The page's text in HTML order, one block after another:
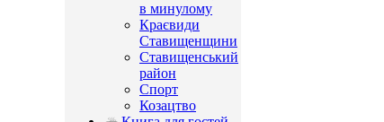
в минулому
Краєвиди
Ставищенщини
Ставищенський
район
Спорт
Козацтво